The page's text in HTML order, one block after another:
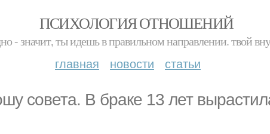
ПСИХОЛОГИЯ ОТНОШЕНИЙ
- значит, ты идешь в правильном направлении. твой
главная новости статьи
совета. В браке 13 лет